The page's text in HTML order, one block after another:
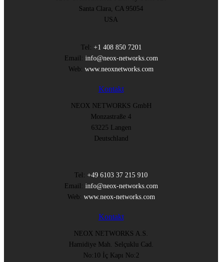
Santa Clara, CA 95054
USA
Tel: +1 408 850 7201
Email: info@neox-networks.com
Web: www.neoxnetworks.com
Kontakt
NEOX NETWORKS GmbH
Monzastraße 4
63225 Langen
Deutschland
Tel: +49 6103 37 215 910
Email: info@neox-networks.com
Web: www.neox-networks.com
Kontakt
NEOX NETWORKS A.S.
Hamidiye Mah. Selçuklu Cad.
No:10 İç Kapı No:2